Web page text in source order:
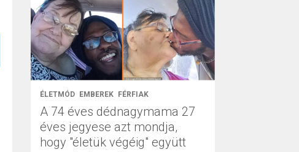
ÉLETMÓD EMBEREK FÉRFIAK
A 74 éves dédnagymama 27
éves jegyese azt mondja,
hogy "életük végéig" együtt